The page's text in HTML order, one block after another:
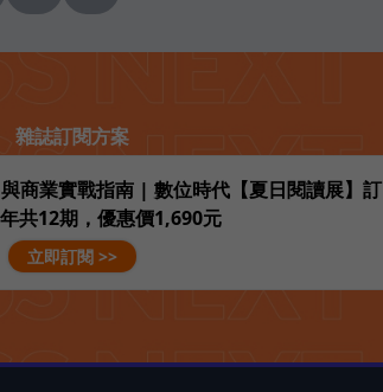
雜誌訂閱方案
商業實戰指南 | 數位時代【夏日閱讀展】訂
共12期，優惠價1,690元
立即訂閱 >>